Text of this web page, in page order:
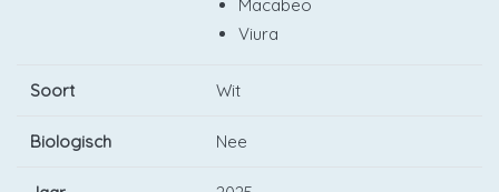
Macabeo
Viura
Soort Wit
Biologisch Nee